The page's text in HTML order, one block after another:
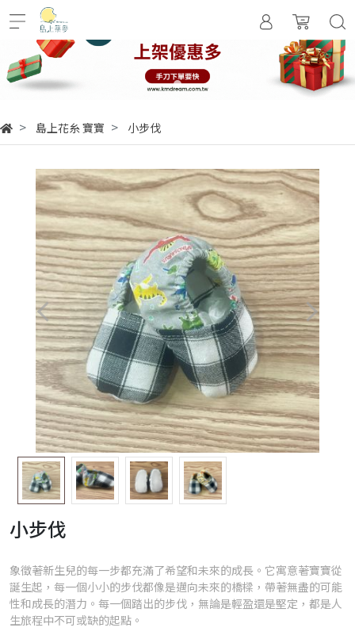
島上花糸 寶寶 小步伐
小步伐
象徵著新生兒的每一步都充滿了希望和未來的成長。它寓意著寶寶從
誕生起，每一個小小的步伐都像是邁向未來的橋樑，帶著無盡的可能
性和成長的潛力。每一個踏出的步伐，無論是輕盈還是堅定，都是人
生旅程中不可或缺的起點。